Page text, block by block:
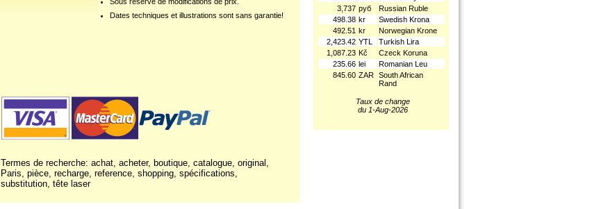
Dates techniques et illustrations sont sans garantie!
Termes de recherche: achat, acheter, boutique, catalogue, original,
Paris, pièce, recharge, reference, shopping, spécifications,
substitution, tête laser
3,737 руб
Russian Ruble
498.38 kr
Swedish Krona
492.51 kr
Norwegian Krone
2,423.42 YTL
Turkish Lira
1,087.23 Kč
Czeck Koruna
235.66 lei
Romanian Leu
845.60 ZAR South African
Rand
Taux de change
du 1-Aug-2026